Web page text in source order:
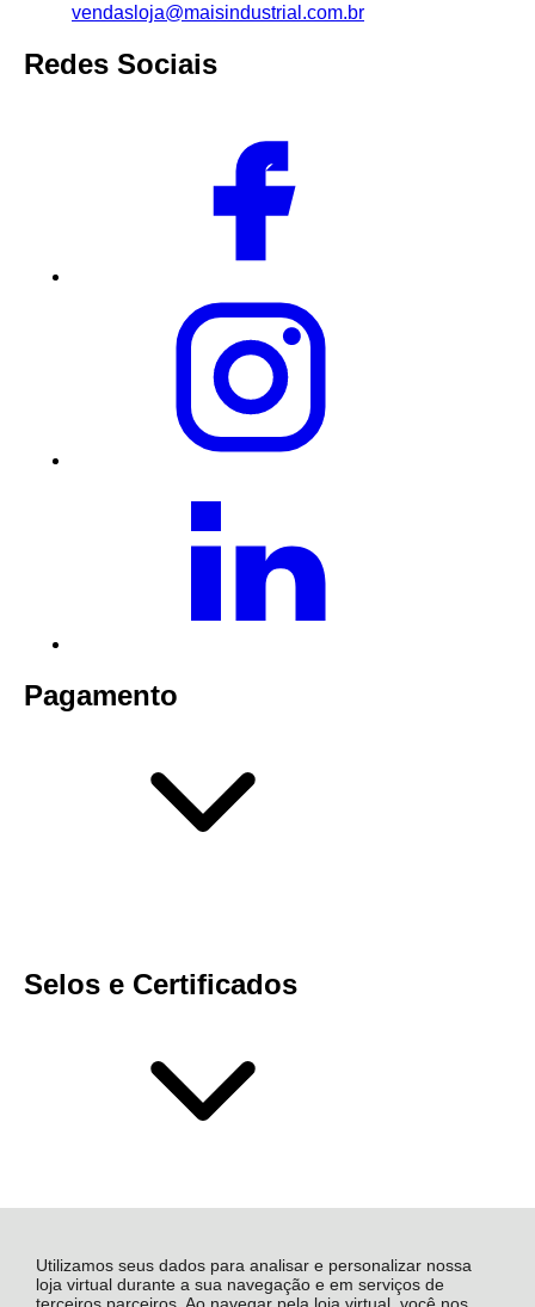
Utilizamos seus dados para analisar e personalizar nossa
loja virtual durante a sua navegação e em serviços de
vendasloja@maisindustrial.com.br
Redes Sociais
Pagamento
Selos e Certificados